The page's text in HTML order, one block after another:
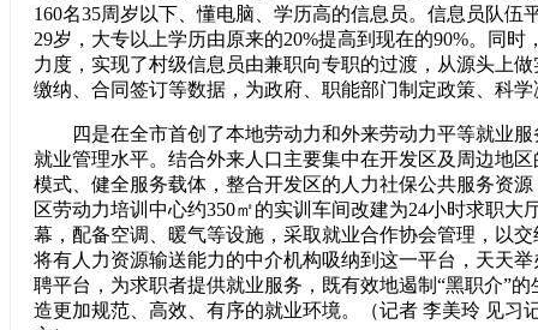
160名35周岁以下、懂电脑、学历高的信息员。信息员队伍
29岁，大专以上学历由原来的20%提高到现在的90%。同时
力度，实现了村级信息员由兼职向专职的过渡，从源头上
缴纳、合同签订等数据，为政府、职能部门制定政策、科
四是在全市首创了本地劳动力和外来劳动力平等就业服
就业管理水平。结合外来人口主要集中在开发区及周边地
模式、健全服务载体，整合开发区的人力社保公共服务资
区劳动力培训中心约350㎡的实训车间改建为24小时求职大
幕，配备空调、暖气等设施，采取就业合作协会管理，以
将有人力资源输送能力的中介机构吸纳到这一平台，天天
聘平台，为求职者提供就业服务，既有效地遏制“黑职介”
造更加规范、高效、有序的就业环境。（记者 李美玲 见习